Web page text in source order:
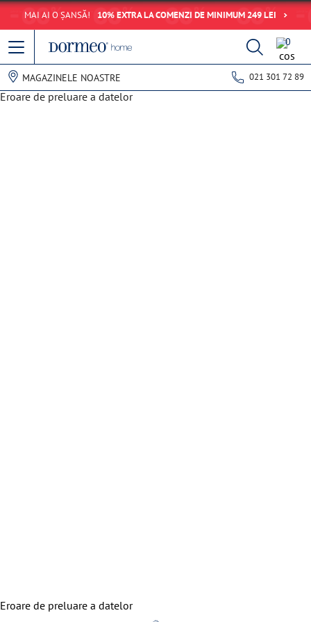
MAI AI O ȘANSĂ! 10% EXTRA LA COMENZI DE MINIMUM 249 LEI
0
MAGAZINELE NOASTRE 021 301 72 89
Eroare de preluare a datelor
Eroare de preluare a datelor